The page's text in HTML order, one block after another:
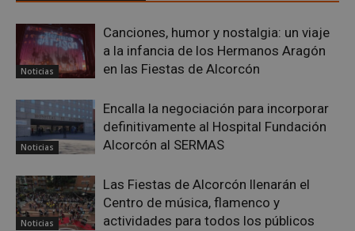
Noticias
Canciones, humor y nostalgia: un viaje
a la infancia de los Hermanos Aragón
en las Fiestas de Alcorcón
Noticias
Encalla la negociación para incorporar
definitivamente al Hospital Fundación
Alcorcón al SERMAS
Noticias
Las Fiestas de Alcorcón llenarán el
Centro de música, flamenco y
actividades para todos los públicos
VISITOR_PRIVACY_METADATA